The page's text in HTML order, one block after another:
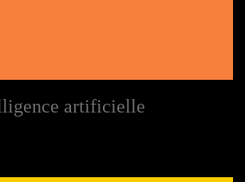
artificielle